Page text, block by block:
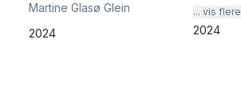
Martine Glasø Glein
2024
... vis flere
2024